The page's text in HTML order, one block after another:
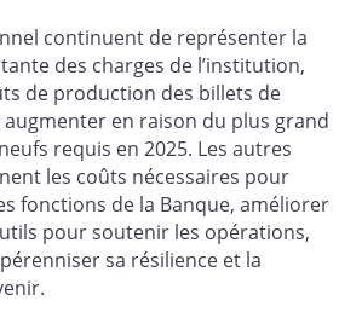
continuent de représenter la
des charges de l’institution,
de production des billets de
en raison du plus grand
requis en 2025. Les autres
les coûts nécessaires pour
fonctions de la Banque, améliorer
pour soutenir les opérations,
sa résilience et la